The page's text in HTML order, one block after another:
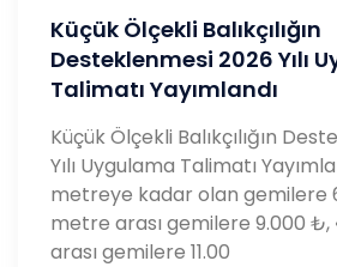
Küçük Ölçekli Balıkçılığın
Desteklenmesi 2026 Yılı
Talimatı Yayımlandı
Küçük Ölçekli Balıkçılığın
Yılı Uygulama Talimatı
metreye kadar olan gemilere
metre arası gemilere 9.000 ₺,
arası gemilere 11.00